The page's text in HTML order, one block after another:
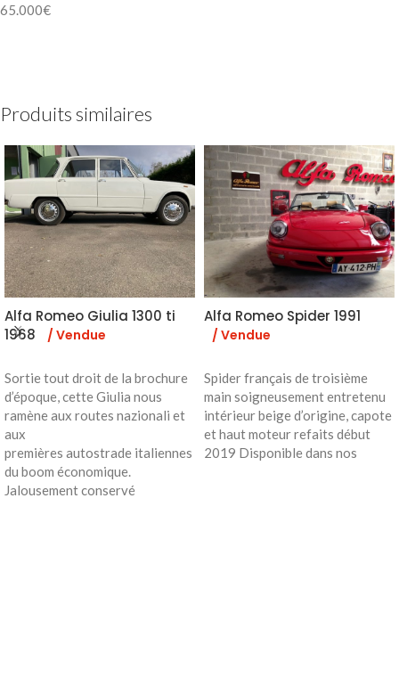
65.000€
Produits similaires
Alfa Romeo Giulia 1300 ti
1968
/ Vendue
Sortie tout droit de la brochure
d’époque, cette Giulia nous
ramène aux routes nazionali et
aux
premières autostrade italiennes
du boom économique.
Jalousement conservé
Alfa Romeo Spider 1991
/ Vendue
Spider français de troisième
main soigneusement entretenu
intérieur beige d’origine, capote
et haut moteur refaits début
2019 Disponible dans nos